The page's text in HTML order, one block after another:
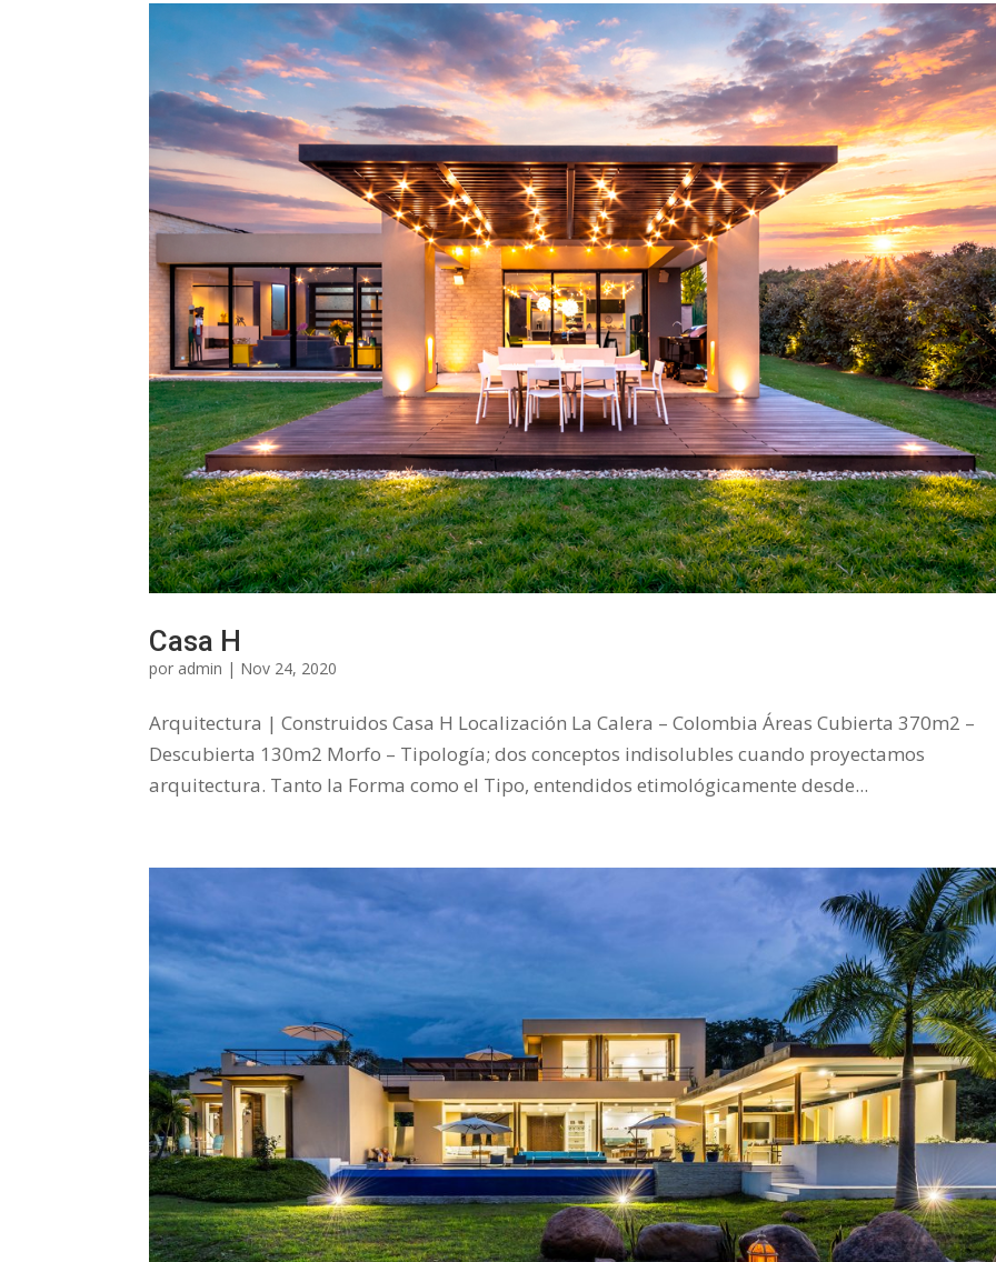
Casa H
por admin | Nov 24, 2020
Arquitectura | Construidos Casa H Localización La Calera – Colombia Áreas Cubierta 370m2 –
Descubierta 130m2 Morfo – Tipología; dos conceptos indisolubles cuando proyectamos
arquitectura. Tanto la Forma como el Tipo, entendidos etimológicamente desde...